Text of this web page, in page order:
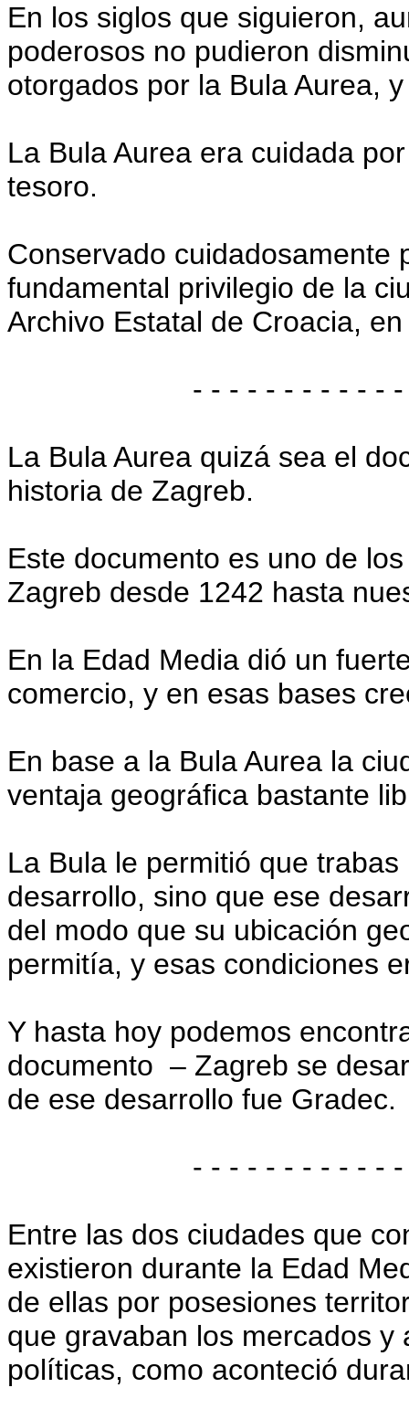
En los siglos que siguieron,
poderosos no pudieron
otorgados por la Bula Aurea,
La Bula Aurea era cuidada
tesoro.
Conservado cuidadosamente
fundamental privilegio de la
Archivo Estatal de Croacia,
- - - - - - - - - - -
La Bula Aurea quizá sea el
historia de Zagreb.
Este documento es uno de
Zagreb desde 1242 hasta
En la Edad Media dió un
comercio, y en esas bases
En base a la Bula Aurea la
ventaja geográfica bastante
La Bula le permitió que
desarrollo, sino que ese
del modo que su ubicación
permitía, y esas condiciones
Y hasta hoy podemos
documento – Zagreb se
de ese desarrollo fue Gradec.
- - - - - - - - - - -
Entre las dos ciudades que
existieron durante la Edad
de ellas por posesiones
que gravaban los mercados
políticas, como aconteció